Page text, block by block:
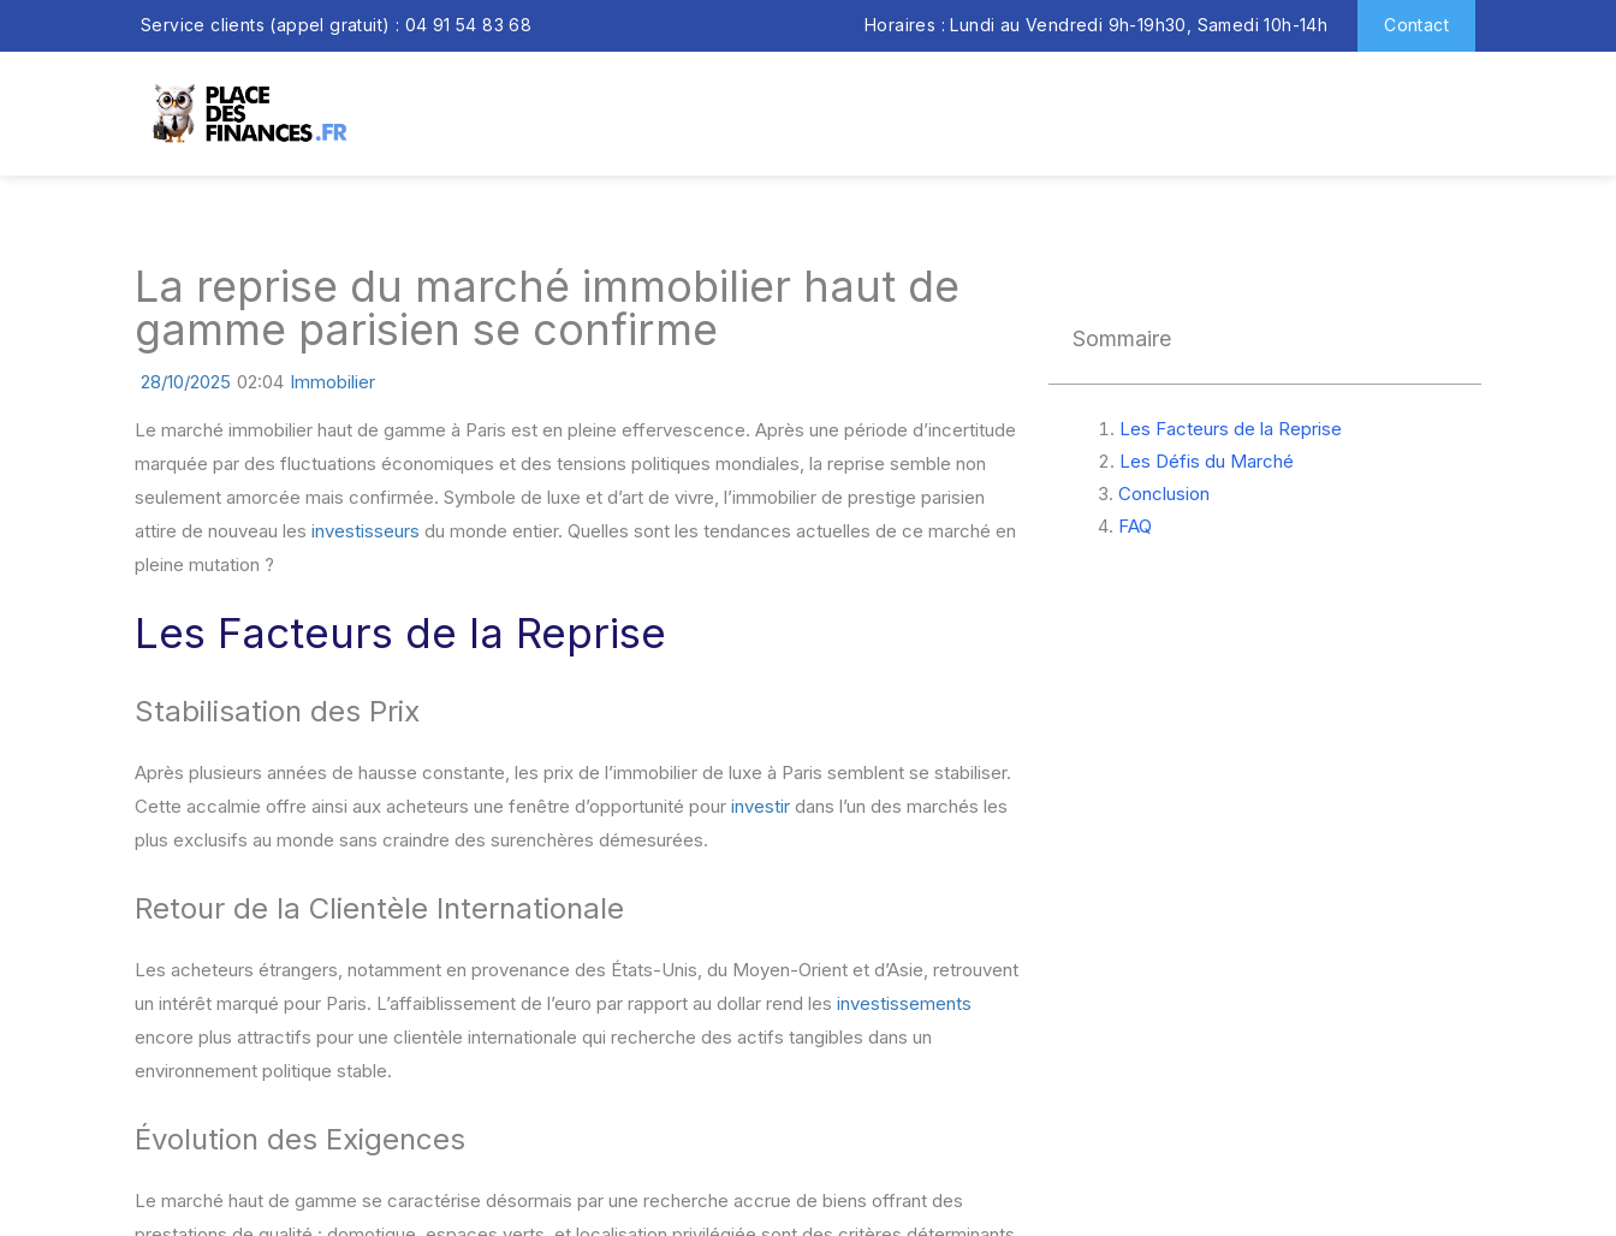
Service clients (appel gratuit) : 04 91 54 83 68 Horaires : Lundi au Vendredi 9h-19h30, Samedi 10h-14h Contact
La reprise du marché immobilier haut de
gamme parisien se confirme
28/10/2025 02:04 Immobilier
Le marché immobilier haut de gamme à Paris est en pleine effervescence. Après une période d’incertitude
marquée par des fluctuations économiques et des tensions politiques mondiales, la reprise semble non
seulement amorcée mais confirmée. Symbole de luxe et d’art de vivre, l’immobilier de prestige parisien
attire de nouveau les investisseurs du monde entier. Quelles sont les tendances actuelles de ce marché en
pleine mutation ?
Les Facteurs de la Reprise
Stabilisation des Prix
Après plusieurs années de hausse constante, les prix de l’immobilier de luxe à Paris semblent se stabiliser.
Cette accalmie offre ainsi aux acheteurs une fenêtre d’opportunité pour investir dans l’un des marchés les
plus exclusifs au monde sans craindre des surenchères démesurées.
Retour de la Clientèle Internationale
Les acheteurs étrangers, notamment en provenance des États-Unis, du Moyen-Orient et d’Asie, retrouvent
un intérêt marqué pour Paris. L’affaiblissement de l’euro par rapport au dollar rend les investissements
encore plus attractifs pour une clientèle internationale qui recherche des actifs tangibles dans un
environnement politique stable.
Évolution des Exigences
Le marché haut de gamme se caractérise désormais par une recherche accrue de biens offrant des
Sommaire
Les Facteurs de la Reprise
Les Défis du Marché
Conclusion
FAQ